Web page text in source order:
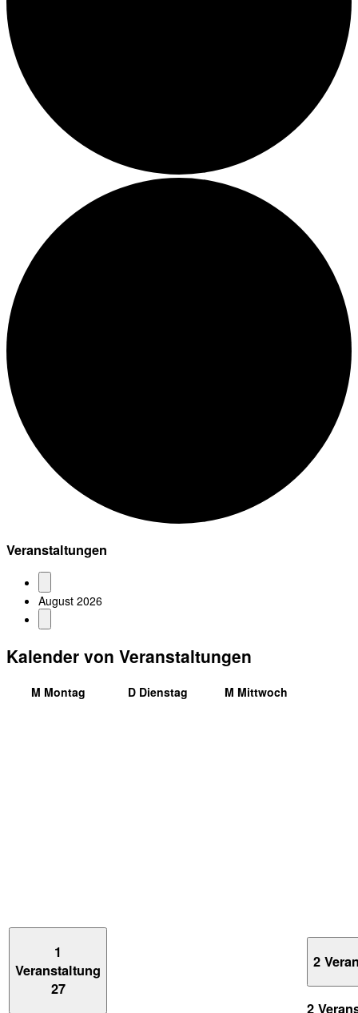
Veranstaltungen
August 2026
Kalender von Veranstaltungen
M Montag D Dienstag M Mittwoch
1
Veranstaltung
27
2
2